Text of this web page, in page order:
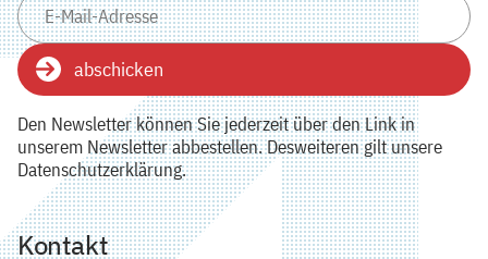
abschicken
Den Newsletter können Sie jederzeit über den Link in
unserem Newsletter abbestellen. Desweiteren gilt unsere
Datenschutzerklärung.
Kontakt